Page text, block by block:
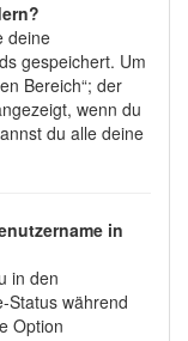
deine
gespeichert. Um
Bereich“; der
wenn du
du alle deine
in
in den
Status während
Option